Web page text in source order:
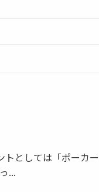
としては「ポーカ
...